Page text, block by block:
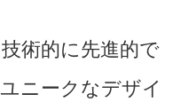
術的に先進的で
ニークなデザイ